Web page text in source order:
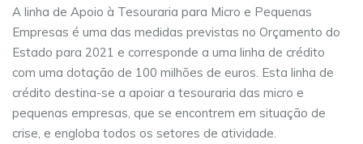
A linha de Apoio à Tesouraria para Micro e Pequenas
Empresas é uma das medidas previstas no Orçamento do
Estado para 2021 e corresponde a uma linha de crédito
com uma dotação de 100 milhões de euros. Esta linha de
crédito destina-se a apoiar a tesouraria das micro e
pequenas empresas, que se encontrem em situação de
crise, e engloba todos os setores de atividade.